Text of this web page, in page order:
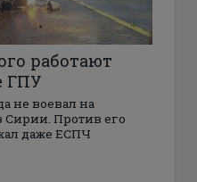
работают
ГПУ
не воевал на
Сирии. Против его
даже ЕСПЧ